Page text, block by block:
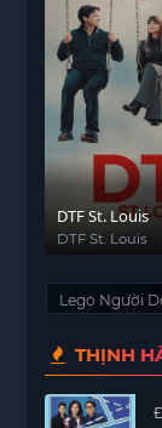
DTF St. Louis
DTF St. Louis
Lego Người
THỊNH